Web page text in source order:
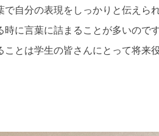
で自分の表現をしっかりと伝えら
時に言葉に詰まることが多いので
ことは学生の皆さんにとって将来